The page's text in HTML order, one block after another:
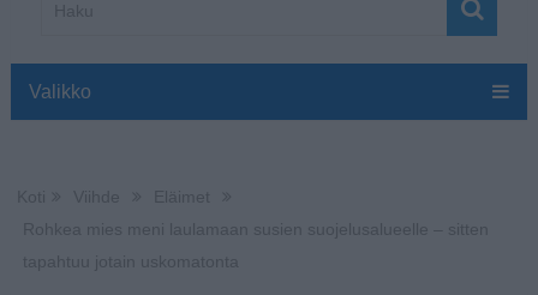
Valikko